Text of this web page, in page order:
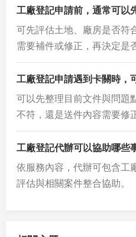
工廠登記申請前，通常可以
可先評估土地、廠房是否符
需要補件或修正，再決定是
工廠登記申請遇到卡關時，
可以先整理目前文件與問題
不符，還是送件內容需要修
工廠登記代辦可以協助哪些
依服務內容，代辦可包含工
評估與相關案件整合協助。